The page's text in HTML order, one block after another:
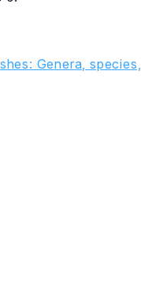
Genera, species,